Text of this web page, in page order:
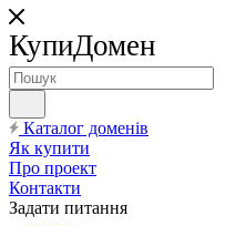
КупиДомен
Каталог доменів
Як купити
Про проект
Контакти
Задати питання